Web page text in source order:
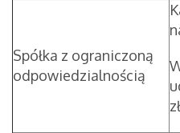
Spółka z ograniczoną
odpowiedzialnością
zł